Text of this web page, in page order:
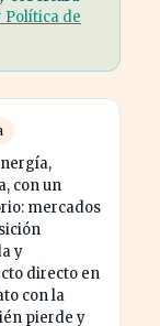
Política de
con un
mercados
y
directo en
con la
pierde y